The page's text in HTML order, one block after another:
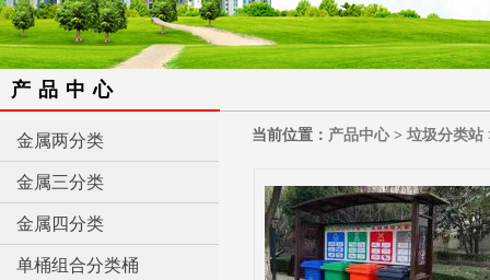
产品中心
金属两分类
金属三分类
金属四分类
单桶组合分类桶
当前位置： 产品中心> 垃圾分类站